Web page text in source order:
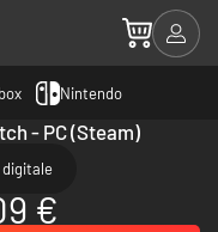
Nintendo
- PC (Steam)
digitale
€